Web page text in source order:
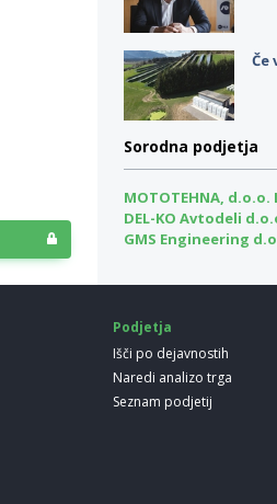
Če
Sorodna podjetja
MOTOTEHNA, d.o.o.
DEL-KO Avtodeli
GMS Engineering
Podjetja
Išči po dejavnostih
Naredi analizo trga
Seznam podjetij